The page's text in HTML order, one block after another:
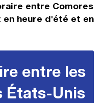
entre Comores
heure d'été et en
entre les
États-Unis